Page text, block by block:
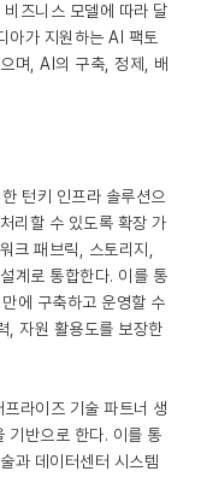
즈니스 모델에 따라 달
아가 지원하는 AI 팩토
며, AI의 구축, 정제, 배
턴키 인프라 솔루션으
리할 수 있도록 확장 가
크 패브릭, 스토리지,
계로 통합한다. 이를 통
에 구축하고 운영할 수
, 자원 활용도를 보장한
라이즈 기술 파트너 생
기반으로 한다. 이를 통
과 데이터센터 시스템